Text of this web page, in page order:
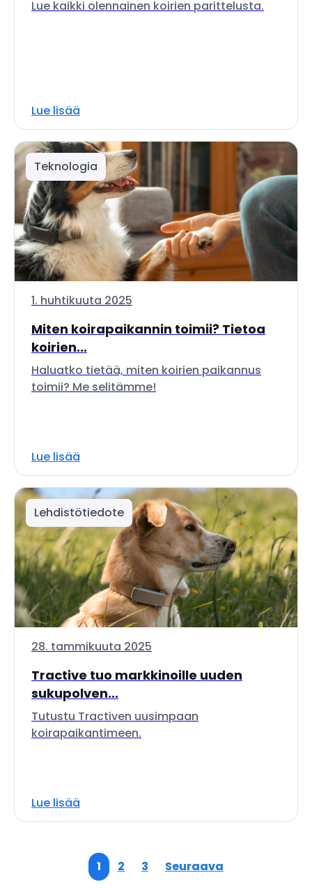
Lue kaikki olennainen koirien parittelusta.
Lue lisää
Teknologia
1. huhtikuuta 2025
Miten koirapaikannin toimii? Tietoa
koirien...
Haluatko tietää, miten koirien paikannus
toimii? Me selitämme!
Lue lisää
Lehdistötiedote
28. tammikuuta 2025
Tractive tuo markkinoille uuden
sukupolven...
Tutustu Tractiven uusimpaan
koirapaikantimeen.
Lue lisää
1 2 3 Seuraava